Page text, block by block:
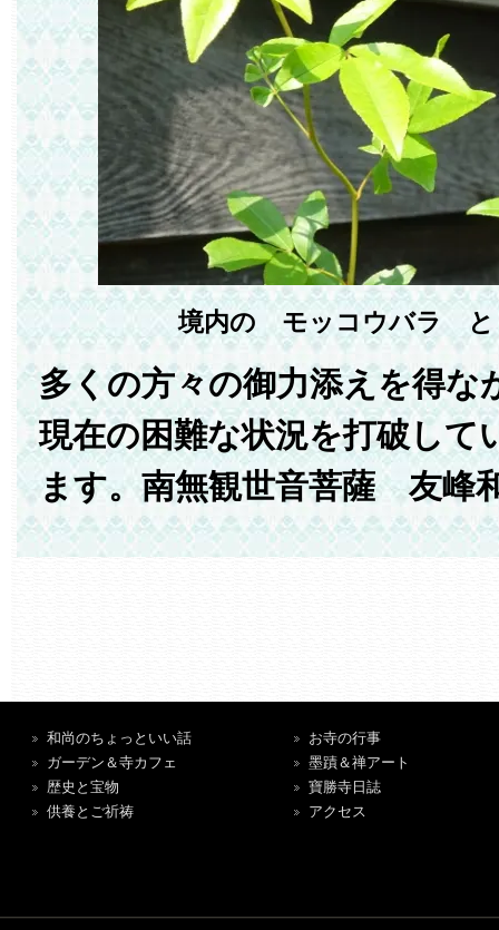
境内の モッコウバラ
多くの方々の御力添えを得な
現在の困難な状況を打破して
ます。南無観世音菩薩 友峰
和尚のちょっといい話
ガーデン＆寺カフェ
歴史と宝物
供養とご祈祷
お寺の行事
墨蹟＆禅アート
寶勝寺日誌
アクセス